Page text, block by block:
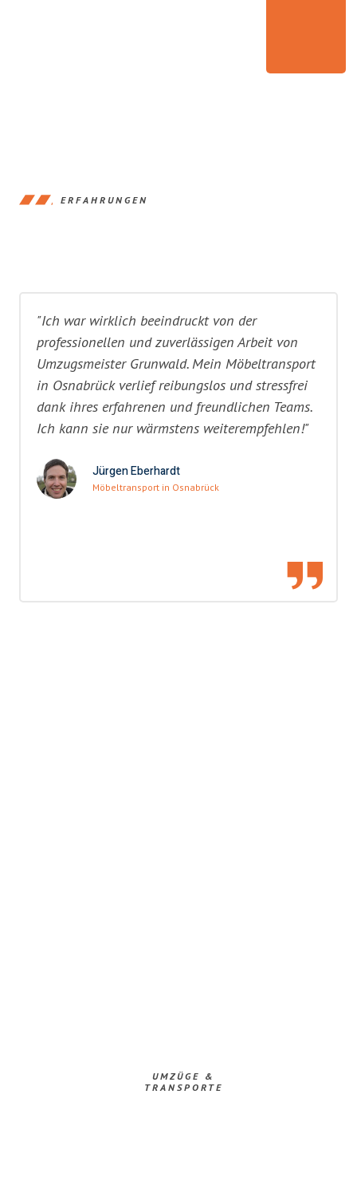
ERFAHRUNGEN
"Ich war wirklich beeindruckt von der
professionellen und zuverlässigen Arbeit von
Umzugsmeister Grunwald. Mein Möbeltransport
in Osnabrück verlief reibungslos und stressfrei
dank ihres erfahrenen und freundlichen Teams.
Ich kann sie nur wärmstens weiterempfehlen!"
Jürgen Eberhardt
Möbeltransport in Osnabrück
UMZÜGE &
TRANSPORTE